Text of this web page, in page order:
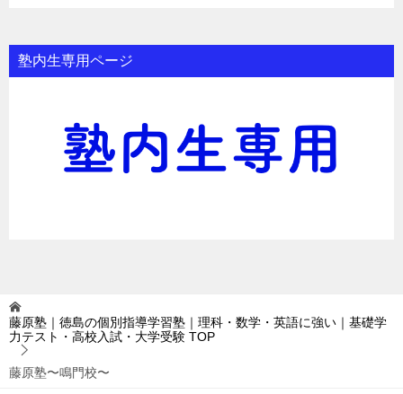
塾内生専用ページ
藤原塾｜徳島の個別指導学習塾｜理科・数学・英語に強い｜基礎学
力テスト・高校入試・大学受験 TOP
藤原塾〜鳴門校〜